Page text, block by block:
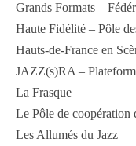
Grands Formats –
Haute Fidélité – Pôle
Hauts-de-France en
JAZZ(s)RA –
La Frasque
Le Pôle de coopération
Les Allumés du Jazz